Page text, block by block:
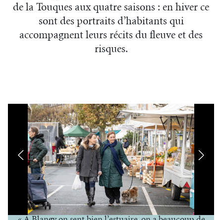
de la Touques aux quatre saisons : en hiver ce
sont des portraits d’habitants qui
accompagnent leurs récits du fleuve et des
risques.